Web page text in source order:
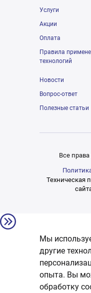
Услуги
Акции
Оплата
Правила
технологий
Новости
Вопрос-ответ
Полезные статьи
Все
Техническая
Мы
другие
опыта. Вы
обработку